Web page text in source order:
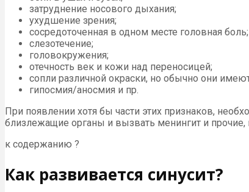
затруднение носового дыхания;
ухудшение зрения;
сосредоточенная в одном месте головная боль;
слезотечение;
головокружения;
отечность век и кожи над переносицей;
сопли различной окраски, но обычно они
гипосмия/аносмия и пр.
При появлении хотя бы части этих признаков,
близлежащие органы и вызвать менингит и прочие,
к содержанию ?
Как развивается синусит?